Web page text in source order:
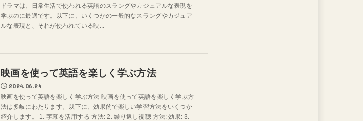
ドラマは、日常生活で使われる英語のスラングやカジュアルな表現を
学ぶのに最適です。以下に、いくつかの一般的なスラングやカジュア
ルな表現と、それが使われている映...
映画を使って英語を楽しく学ぶ方法
2024.06.24
映画を使って英語を楽しく学ぶ方法 映画を使って英語を楽しく学ぶ方
法は多岐にわたります。以下に、効果的で楽しい学習方法をいくつか
紹介します。 1. 字幕を活用する 方法: 2. 繰り返し視聴 方法: 効果: 3.